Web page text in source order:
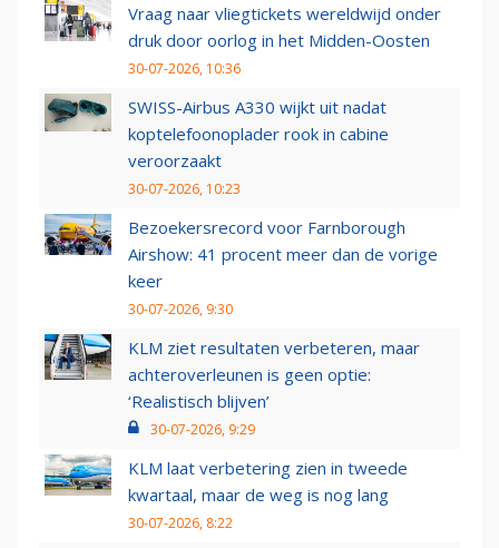
Vraag naar vliegtickets wereldwijd onder
druk door oorlog in het Midden-Oosten
30-07-2026, 10:36
SWISS-Airbus A330 wijkt uit nadat
koptelefoonoplader rook in cabine
veroorzaakt
30-07-2026, 10:23
Bezoekersrecord voor Farnborough
Airshow: 41 procent meer dan de vorige
keer
30-07-2026, 9:30
KLM ziet resultaten verbeteren, maar
achteroverleunen is geen optie:
‘Realistisch blijven’
30-07-2026, 9:29
KLM laat verbetering zien in tweede
kwartaal, maar de weg is nog lang
30-07-2026, 8:22